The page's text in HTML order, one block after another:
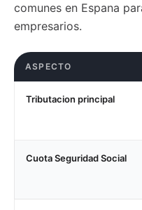
comunes en Espana
empresarios.
ASPECTO
Tributacion principal
Cuota Seguridad Social